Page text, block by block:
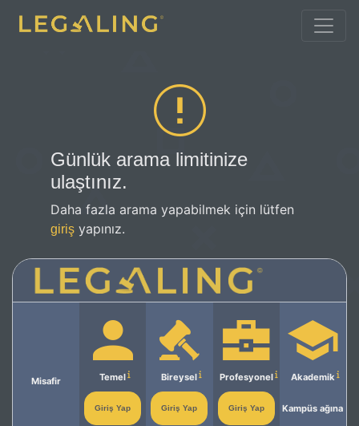
Günlük arama limitinize
ulaştınız.
Daha fazla arama yapabilmek için lütfen
giriş yapınız.
Misafir Temel
Giriş Yap
Bireysel
Giriş Yap
Profesyonel
Giriş Yap
Akademik
Kampüs ağına